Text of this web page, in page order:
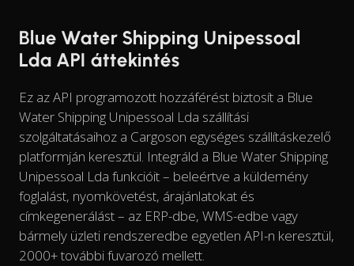
Blue Water Shipping Unipessoal
Lda API áttekintés
Ez az API programozott hozzáférést biztosít a Blue
Water Shipping Unipessoal Lda szállítási
szolgáltatásaihoz a Cargoson egységes szállításkezelő
platformján keresztül. Integráld a Blue Water Shipping
Unipessoal Lda funkcióit – beleértve a küldemény
foglalást, nyomkövetést, árajánlatokat és
címkegenerálást – az ERP-dbe, WMS-edbe vagy
bármely üzleti rendszeredbe egyetlen API-n keresztül,
2000+ további fuvarozó mellett.